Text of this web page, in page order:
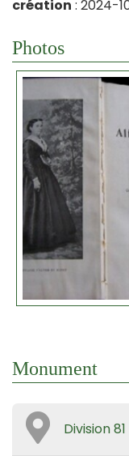
création : 2024-
Photos
Monument
Division 81